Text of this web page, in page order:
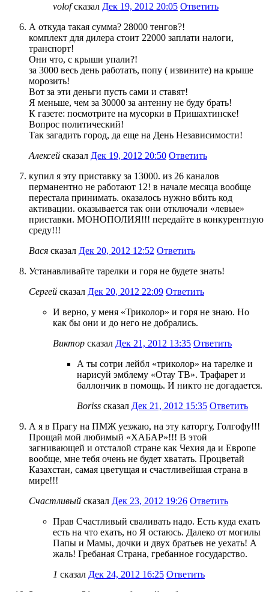
volofсказал Дек 19, 2012 20:05 Ответить
А откуда такая сумма? 28000 тенгов?!
комплект для дилера стоит 22000 заплати налоги,
транспорт!
Они что, с крыши упали?!
за 3000 весь день работать, попу ( извините) на крыше
морозить!
Вот за эти деньги пусть сами и ставят!
Я меньше, чем за 30000 за антенну не буду брать!
К газете: посмотрите на мусорки в Пришахтинске!
Вопрос политический!
Так загадить город, да еще на День Независимости!
Алексей сказал Дек 19, 2012 20:50 Ответить
купил я эту приставку за 13000. из 26 каналов
перманентно не работают 12! в начале месяца вообще
перестала принимать. оказалось нужно вбить код
активации. оказывается так они отключали «левые»
приставки. МОНОПОЛИЯ!!! передайте в конкурентную
среду!!!
Вася сказал Дек 20, 2012 12:52 Ответить
Устанавливайте тарелки и горя не будете знать!
Сергей сказал Дек 20, 2012 22:09 Ответить
И верно, у меня «Триколор» и горя не знаю. Но
как бы они и до него не добрались.
Виктор сказал Дек 21, 2012 13:35 Ответить
А ты сотри лейбл «триколор» на тарелке и
нарисуй эмблему «Отау ТВ». Трафарет и
баллончик в помощь. И никто не догадается.
Boriss сказал Дек 21, 2012 15:35 Ответить
А я в Прагу на ПМЖ уезжаю, на эту каторгу, Голгофу!!!
Прощай мой любимый «ХАБАР»!!! В этой
загнивающей и отсталой стране как Чехия да и Европе
вообще, мне тебя очень не будет хватать. Процветай
Казахстан, самая цветущая и счастливейшая страна в
мире!!!
Счастливый сказал Дек 23, 2012 19:26 Ответить
Прав Счастливый сваливать надо. Есть куда ехать
есть на что ехать, но Я остаюсь. Далеко от могилы
Папы и Мамы, дочки и двух братьев не уехать! А
жаль! Гребаная Страна, гребанное государство.
1 сказал Дек 24, 2012 16:25 Ответить